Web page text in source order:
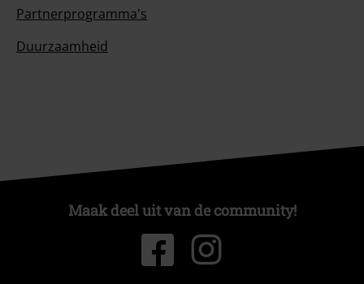
Partnerprogramma's
Duurzaamheid
Maak deel uit van de community!